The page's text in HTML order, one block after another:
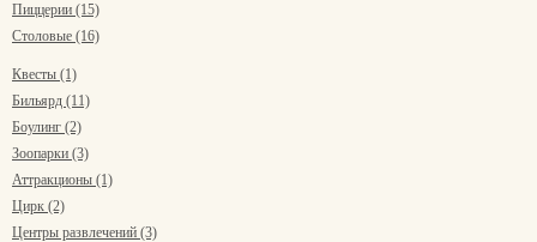
Пиццерии (15)
Столовые (16)
Квесты (1)
Бильярд (11)
Боулинг (2)
Зоопарки (3)
Аттракционы (1)
Цирк (2)
Центры развлечений (3)